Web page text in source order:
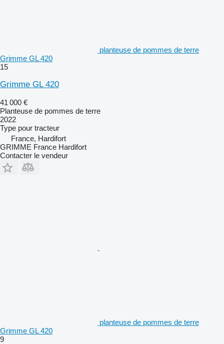
planteuse de pommes de terre
Grimme GL 420
15
Grimme GL 420
41 000 €
Planteuse de pommes de terre
2022
Type pour tracteur
France, Hardifort
GRIMME France Hardifort
Contacter le vendeur
planteuse de pommes de terre
Grimme GL 420
9